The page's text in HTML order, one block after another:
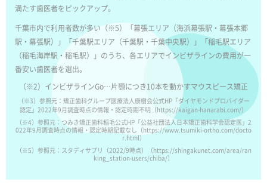
満たす歯医者をピックアップ。
千葉市内で利用者数が多い（※5）「幕張エリア（海浜幕張駅・幕張本郷
駅・幕張駅）」「千葉駅エリア（千葉駅・千葉中央駅）」「稲毛駅エリア
（稲毛海岸駅・稲毛駅）」のうち、各エリアでインビザラインの費用が一
番安い歯医者を選出。
（※2）インビザラインGo…片顎につき10本を動かすマウスピース矯正
（※3）参照元：矯正歯科グループ医療法人康樹会公式HP「ダイヤモンドプロバイダー
認定」2022年9月調査時点の情報・認定時期不明（https://kaigan-hanarabi.com/）
（※4）参照元：つみき矯正歯科稲毛公式HP「公益社団法人日本矯正歯科学会認定医」2
022年9月調査時点の情報・認定時期記載なし（https://www.tsumiki-ortho.com/docto
r.html）
（※5）参照元：スタディサプリ（2022/9時点）（https://shingakunet.com/area/ran
king_station-users/chiba/）